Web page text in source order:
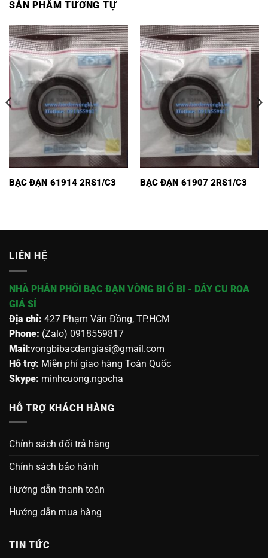
SẢN PHẨM TƯƠNG TỰ
BẠC ĐẠN 61914 2RS1/C3 BẠC ĐẠN 61907 2RS1/C3
LIÊN HỆ
NHÀ PHÂN PHỐI BẠC ĐẠN VÒNG BI Ổ BI - DÂY CU ROA
GIÁ SỈ
Địa chỉ: 427 Phạm Văn Đồng, TP.HCM
Phone: (Zalo) 0918559817
Mail:vongbibacdangiasi@gmail.com
Hỗ trợ: Miễn phí giao hàng Toàn Quốc
Skype: minhcuong.ngocha
HỖ TRỢ KHÁCH HÀNG
Chính sách đổi trả hàng
Chính sách bảo hành
Hướng dẫn thanh toán
Hướng dẫn mua hàng
TIN TỨC